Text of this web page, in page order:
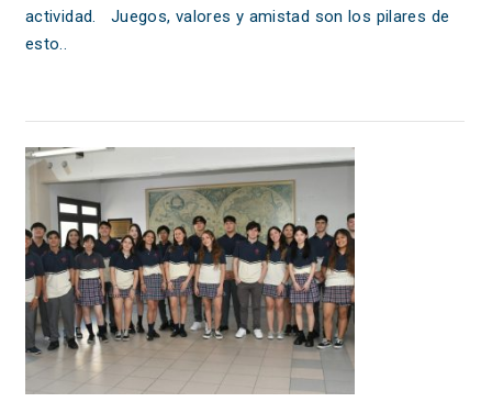
actividad. Juegos, valores y amistad son los pilares de
esto..